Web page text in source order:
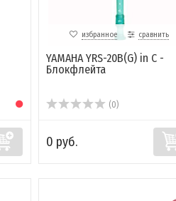
избранное сравнить
YAMAHA YRS-20B(G) in C -
Блокфлейта
(0)
0 руб.